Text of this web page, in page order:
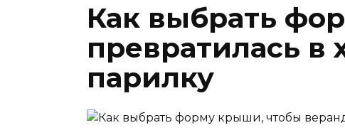
Как выбрать
превратилась в
парилку